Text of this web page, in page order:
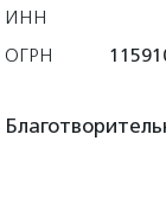
ИНН
ОГРН